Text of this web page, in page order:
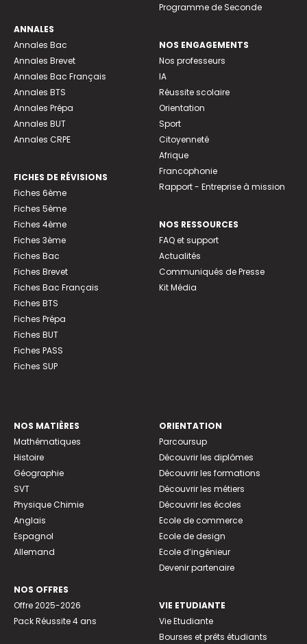
ANNALES
Annales Bac
Annales Brevet
Annales Bac Français
Annales BTS
Annales Prépa
Annales BUT
Annales CRPE
FICHES DE RÉVISIONS
Fiches 6ème
Fiches 5ème
Fiches 4ème
Fiches 3ème
Fiches Bac
Fiches Brevet
Fiches Bac Français
Fiches BTS
Fiches Prépa
Fiches BUT
Fiches PASS
Fiches SUP
Programme de Seconde
NOS ENGAGEMENTS
Nos professeurs
IA
Réussite scolaire
Orientation
Sport
Citoyenneté
Afrique
Francophonie
Rapport - Entreprise à mission
NOS RESSOURCES
FAQ et support
Actualités
Communiqués de Presse
Kit Média
NOS MATIÈRES
Mathématiques
Histoire
Géographie
SVT
Physique Chimie
Anglais
Espagnol
Allemand
NOS OFFRES
Offre 2025-2026
Pack Réussite 4 ans
ORIENTATION
Parcoursup
Découvrir les diplômes
Découvrir les formations
Découvrir les métiers
Découvrir les écoles
Ecole de commerce
Ecole de design
Ecole d’ingénieur
Devenir partenaire
VIE ETUDIANTE
Vie Etudiante
Bourses et prêts étudiants